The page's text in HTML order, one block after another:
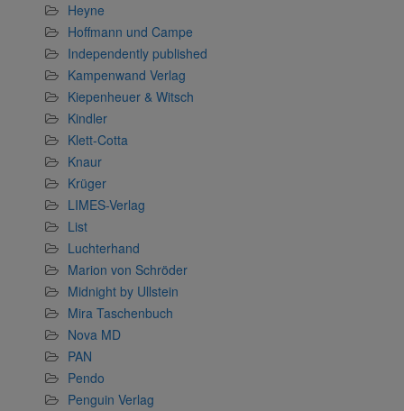
Heyne
Hoffmann und Campe
Independently published
Kampenwand Verlag
Kiepenheuer & Witsch
Kindler
Klett-Cotta
Knaur
Krüger
LIMES-Verlag
List
Luchterhand
Marion von Schröder
Midnight by Ullstein
Mira Taschenbuch
Nova MD
PAN
Pendo
Penguin Verlag